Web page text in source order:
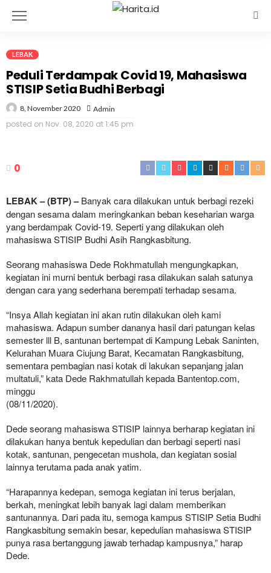
LEBAK
Peduli Terdampak Covid 19, Mahasiswa
STISIP Setia Budhi Berbagi
8, November 2020 Admin
posted on Nov. 08, 2020 at 1:45 pm
0
LEBAK – (BTP) –Banyak cara dilakukan untuk berbagi rezeki
dengan sesama dalam meringkankan beban keseharian warga
yang berdampak Covid-19. Seperti yang dilakukan oleh
mahasiswa STISIP Budhi Asih Rangkasbitung.
Seorang mahasiswa Dede Rokhmatullah mengungkapkan,
kegiatan ini murni bentuk berbagi rasa dilakukan salah satunya
dengan cara yang sederhana berempati terhadap sesama.
“Insya Allah kegiatan ini akan rutin dilakukan oleh kami
mahasiswa. Adapun sumber dananya hasil dari patungan kelas
semester lll B, santunan bertempat di Kampung Lebak Saninten,
Kelurahan Muara Ciujung Barat, Kecamatan Rangkasbitung,
sementara pembagian nasi kotak di lakukan sepanjang jalan
multatuli,” kata Dede Rakhmatullah kepada Bantentop.com,
minggu
(08/11/2020).
Dede seorang mahasiswa STISIP lainnya berharap kegiatan ini
dilakukan hanya bentuk kepedulian dan berbagi seperti nasi
kotak, santunan, pengecetan mushola, dan kegiatan sosial
lainnya terutama pada anak yatim.
“Harapannya kedepan, semoga kegiatan ini terus berjalan,
berkah, meningkat lebih banyak lagi dalam memberikan
santunannya. Dari pada itu, semoga kampus STISIP Setia Budhi
Rangkasbitung semakin besar, kepedulian mahasiswa STISIP
punya rasa bertanggung jawab terhadap kampusnya,” harap
Dede.